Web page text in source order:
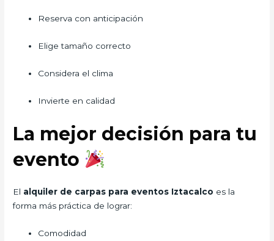
Reserva con anticipación
Elige tamaño correcto
Considera el clima
Invierte en calidad
La mejor decisión para tu
evento
El alquiler de carpas para eventos Iztacalco es la
forma más práctica de lograr:
Comodidad